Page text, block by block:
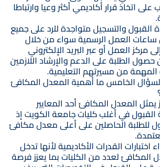
اتخاذ قرار أكاديمي أكثر وعيا وارتباطا
القبول والتسجيل متواجدة للرد على جميع
ساعات العمل الرسمية سواء من خلال
مركز العمل أو عبر البريد الإلكتروني
الطلبة على الدعم والإرشاد اللازمين
من مسيرتهم التعليمية.
الخامس ما أهمية المعدل المكافئ
يمثل المعدل المكافئ أحد المعايير
في أغلب كليات جامعة الكويت إذ
للطلبة الحاصلين على أعلى معدل مكافئ
اختبارات القدرات الأكاديمية لأنها تدخل
المكافئ لعدد من الكليات بما يعزز فرصة